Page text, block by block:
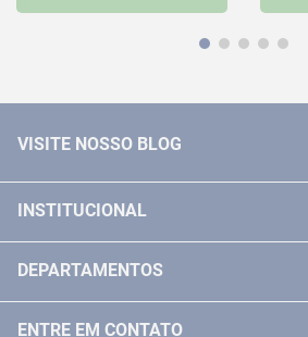
VISITE NOSSO BLOG
INSTITUCIONAL
POLITICA DE TROCA E DEVOLUÇÃO
DEPARTAMENTOS
ENTRE EM CONTATO